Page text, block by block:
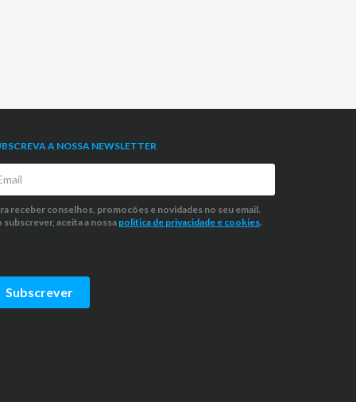
A NOSSA NEWSLETTER
receber conselhos, promocões e novidades no seu email.
subscrever, aceita a nossa politica de privacidade e cookies.
Subscrever